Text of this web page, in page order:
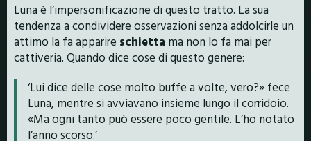
Luna è l’impersonificazione di questo tratto. La sua
tendenza a condividere osservazioni senza addolcirle un
attimo la fa apparire schietta ma non lo fa mai per
cattiveria. Quando dice cose di questo genere:
‘Lui dice delle cose molto buffe a volte, vero?» fece
Luna, mentre si avviavano insieme lungo il corridoio.
«Ma ogni tanto può essere poco gentile. L’ho notato
l’anno scorso.’